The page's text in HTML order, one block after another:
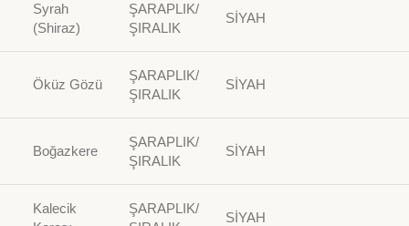
Syrah
(Shiraz)
ŞARAPLIK/
ŞIRALIK
SİYAH
Öküz Gözü
ŞARAPLIK/
ŞIRALIK
SİYAH
Boğazkere
ŞARAPLIK/
ŞIRALIK
SİYAH
Kalecik
ŞARAPLIK/
SİYAH